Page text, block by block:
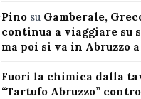
Pinosu Gamberale,
continua a viaggiare su
ma poi si va in Abruzzo
Fuori la chimica dalla
“Tartufo Abruzzo”